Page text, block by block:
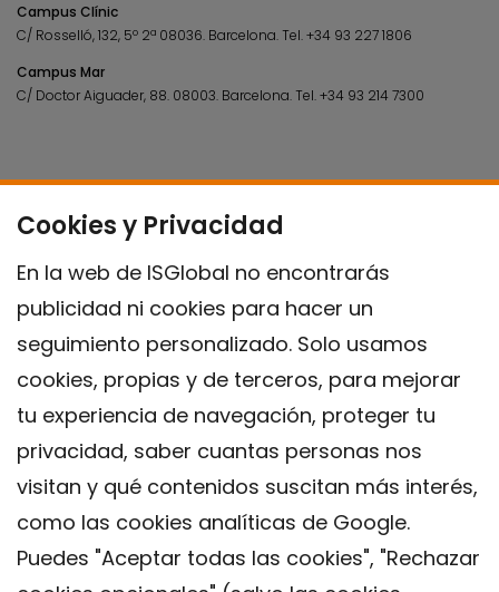
Cookies y Privacidad
En la web de ISGlobal no encontrarás
publicidad ni cookies para hacer un
seguimiento personalizado. Solo usamos
cookies, propias y de terceros, para mejorar
tu experiencia de navegación, proteger tu
privacidad, saber cuantas personas nos
visitan y qué contenidos suscitan más interés,
como las cookies analíticas de Google.
Puedes "Aceptar todas las cookies", "Rechazar
Campus Clínic
C/ Rosselló, 132, 5º 2ª 08036. Barcelona.Tel.+34 93 227 1806
Campus Mar
C/ Doctor Aiguader, 88. 08003. Barcelona.Tel.+34 93 214 7300